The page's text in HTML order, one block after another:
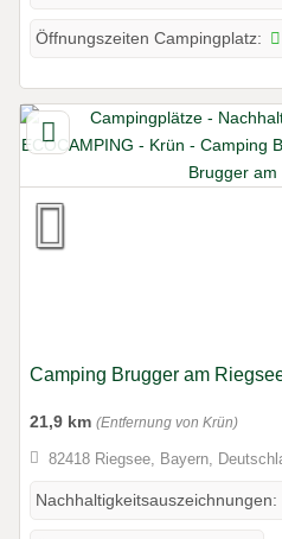
Öffnungszeiten Campingplatz:
Camping Brugger am
21,9 km (Entfernung von Krün)
82418 Riegsee, Bayern,
Nachhaltigkeitsauszeichnungen: